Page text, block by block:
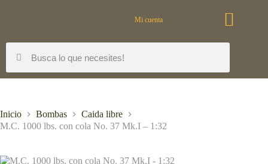
Mi cuenta
Inicio Bombas
Caida libre
M.C. 1000 lbs. con cola No. 37 Mk.I – 1:32